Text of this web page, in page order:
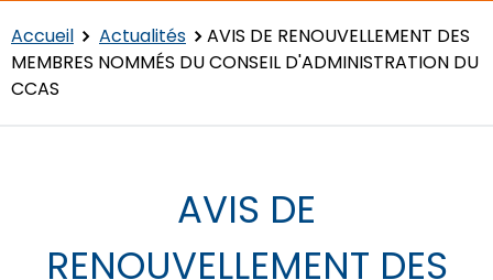
Accueil Actualités
AVIS DE RENOUVELLEMENT DES
MEMBRES NOMMÉS DU CONSEIL D'ADMINISTRATION DU
CCAS
AVIS DE
RENOUVELLEMENT DES